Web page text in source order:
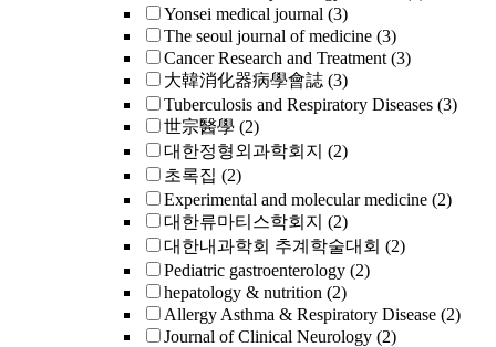
Yonsei medical journal (3)
The seoul journal of medicine (3)
Cancer Research and Treatment (3)
大韓消化器病學會誌 (3)
Tuberculosis and Respiratory Diseases (3)
世宗醫學 (2)
대한정형외과학회지 (2)
초록집 (2)
Experimental and molecular medicine (2)
대한류마티스학회지 (2)
대한내과학회 추계학술대회 (2)
Pediatric gastroenterology (2)
hepatology & nutrition (2)
Allergy Asthma & Respiratory Disease (2)
Journal of Clinical Neurology (2)